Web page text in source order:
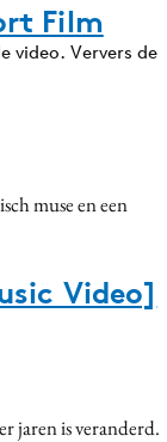
Film
video. Ververs de
muse en een
Video]
jaren is veranderd.